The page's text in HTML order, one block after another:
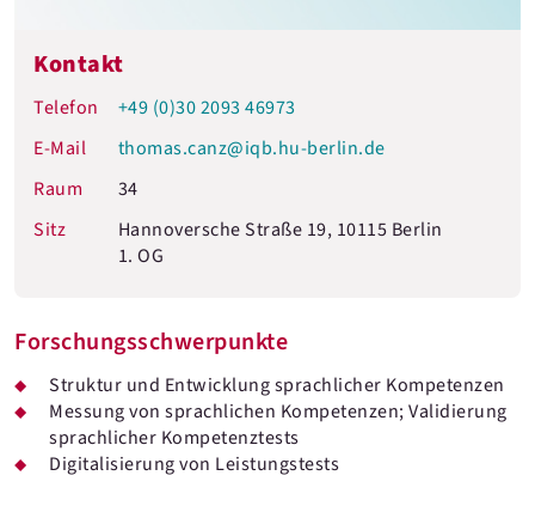
Forschungsschwerpunkte
Struktur und Entwicklung sprachlicher Kompetenzen
Messung von sprachlichen Kompetenzen; Validierung
sprachlicher Kompetenztests
Digitalisierung von Leistungstests
Kontakt
Telefon
+49 (0)30 2093 46973
E-Mail
thomas.canz@iqb.hu-berlin.de
Raum
34
Sitz
Hannoversche Straße 19, 10115 Berlin
1. OG